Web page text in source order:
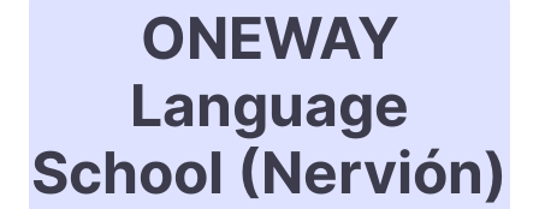
ONEWAY
Language
School (Nervión)